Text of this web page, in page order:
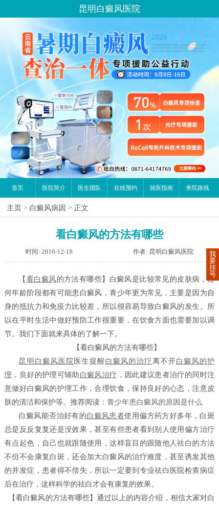
昆明白癜风医院
首页 医院简介 医生团队 在线预约 就医指南 来院路线
主页 > 白癜风病因 > 正文
看白癜风的方法有哪些
时间: 2016-12-18 作者: 昆明白癜风医院
【 看白癜风的方法有哪些】 白癜风是比较常见的皮肤病，任
何年龄阶段都有可能患白癜风，青少年更为常见，主要是因为自
身的抵抗力和免疫力比较差，所以很容易导致白癜风的发生。所
以在平时生活中做好预防工作很重要，在饮食方面也需要加以调
节。我们下面就来具体的了解一下。
【看白癜风的方法有哪些】
昆明白癜风医院 医生提醒白癜风的治疗离不开白癜风的护
理 ，良好的护理可辅助白癜风治疗 ，因此建议患者治疗的同时注
意做好白癜风的护理工作，合理饮食，保持良好的心态，注意皮
肤的清洁和保护等。推荐阅读 ：青少年患白癜风的原因是什么
白癜风能否治好有的白癜风患者使用偏方药方好多年，白斑
总是反反复复还是没效果，甚至有些患者看到别人使用偏方治疗
有点起色，自己也就跟随使用，这样盲目的跟随他人祛白的方法
不但不会康复白斑，还会加大白癜风的治疗难度，甚至诱发其他
的并发症，患者得不偿失，所以一定要到专业祛白医院检查病症
后在治疗，这样科学的祛白才会有康复的效果。
【看白癜风的方法有哪些】 通过以上的内容介绍，相信大家对白
我
要
挂
号